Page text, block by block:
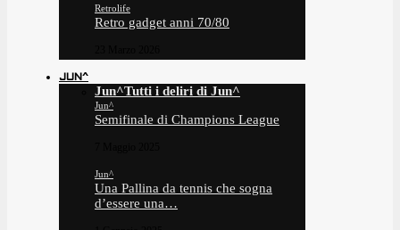
Retrolife
Retro gadget anni 70/80
JUN^
Jun^Tutti i deliri di Jun^
Jun^
Semifinale di Champions League
Jun^
Una Pallina da tennis che sogna
d’essere una…